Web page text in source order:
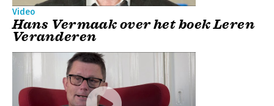
Video
Hans Vermaak over het boek Leren
Veranderen